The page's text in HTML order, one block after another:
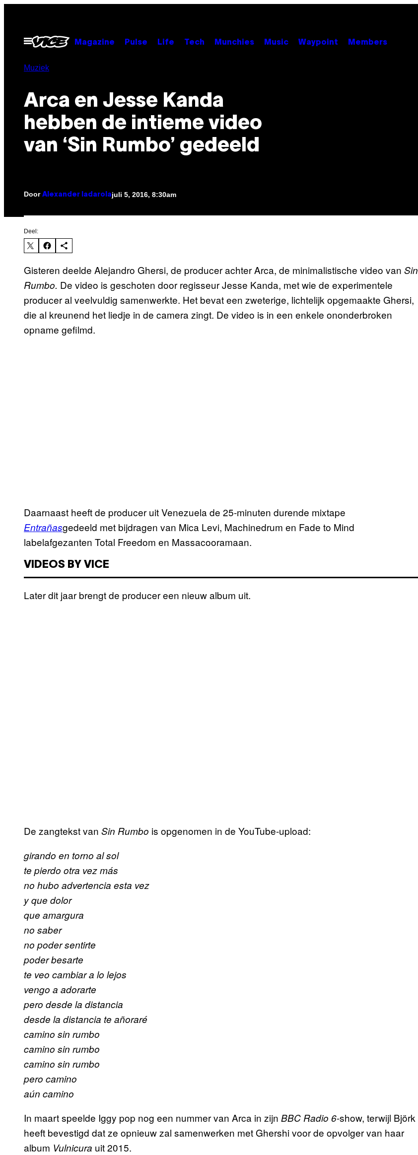
Open
menu
Magazine Pulse Life Tech Munchies Music Waypoint Members
Muziek
Arca en Jesse Kanda
hebben de intieme video
van ‘Sin Rumbo’ gedeeld
Door Alexander Iadarolajuli 5, 2016, 8:30am
Deel:
Gisteren deelde Alejandro Ghersi, de producer achter Arca, de minimalistische video van Sin
Rumbo. De video is geschoten door regisseur Jesse Kanda, met wie de experimentele
producer al veelvuldig samenwerkte. Het bevat een zweterige, lichtelijk opgemaakte Ghersi,
die al kreunend het liedje in de camera zingt. De video is in een enkele ononderbroken
opname gefilmd.
Daarnaast heeft de producer uit Venezuela de 25-minuten durende mixtape
Entrañasgedeeld met bijdragen van Mica Levi, Machinedrum en Fade to Mind
labelafgezanten Total Freedom en Massacooramaan.
VIDEOS BY VICE
Later dit jaar brengt de producer een nieuw album uit.
De zangtekst van Sin Rumbo is opgenomen in de YouTube-upload:
girando en torno al sol
te pierdo otra vez más
no hubo advertencia esta vez
y que dolor
que amargura
no saber
no poder sentirte
poder besarte
te veo cambiar a lo lejos
vengo a adorarte
pero desde la distancia
desde la distancia te añoraré
camino sin rumbo
camino sin rumbo
camino sin rumbo
pero camino
aún camino
In maart speelde Iggy pop nog een nummer van Arca in zijn BBC Radio 6-show, terwijl Björk
heeft bevestigd dat ze opnieuw zal samenwerken met Ghershi voor de opvolger van haar
album Vulnicura uit 2015.